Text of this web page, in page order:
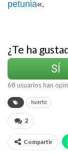
petunia«.
¿Te ha
SÍ
68 usuarios han
huerto
2
Compartir